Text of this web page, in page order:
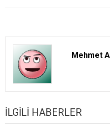
Mehmet
İLGILI HABERLER